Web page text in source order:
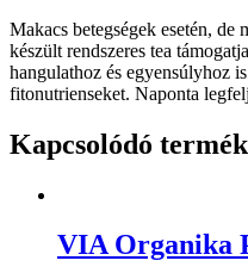
Makacs betegségek esetén,
készült rendszeres tea
hangulathoz és egyensúlyhoz
fitonutrienseket. Naponta
Kapcsolódó
VIA Organika